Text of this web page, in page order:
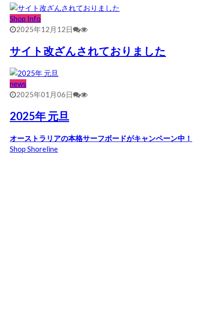
Shop Info
2025年12月12日
サイト改ざんされておりました
news
2025年01月06日
2025年 元旦
オーストラリアの本格サーフボードがキャンペーン中！
Shop Shoreline